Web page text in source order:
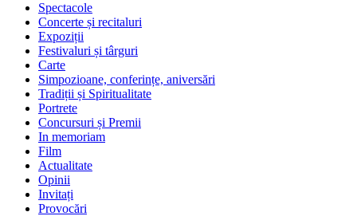
Spectacole
Concerte și recitaluri
Expoziții
Festivaluri și târguri
Carte
Simpozioane, conferințe, aniversări
Tradiții și Spiritualitate
Portrete
Concursuri și Premii
In memoriam
Film
Actualitate
Opinii
Invitați
Provocări